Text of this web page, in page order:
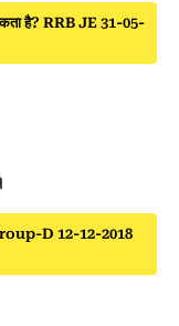
है? RRB JE 31-05-
Group-D 12-12-2018